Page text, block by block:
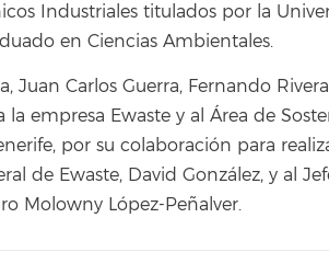
Industriales titulados por la
en Ciencias Ambientales.
Juan Carlos Guerra, Fernando
la empresa Ewaste y al Área de
por su colaboración para
de Ewaste, David González, y al
Molowny López-Peñalver.